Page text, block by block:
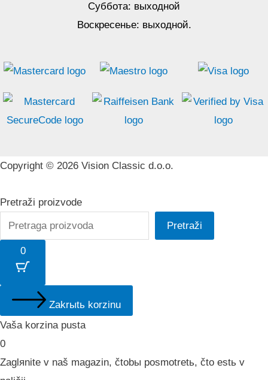
Суббота: выходной
Воскресенье: выходной.
Copyright © 2026 Vision Classic d.o.o.
Pretraži proizvode
Pretraži
0
Zakrыtь korzinu
Vaša korzina pusta
0
Zaglяnite v naš magazin, čtobы posmotretь, čto estь v